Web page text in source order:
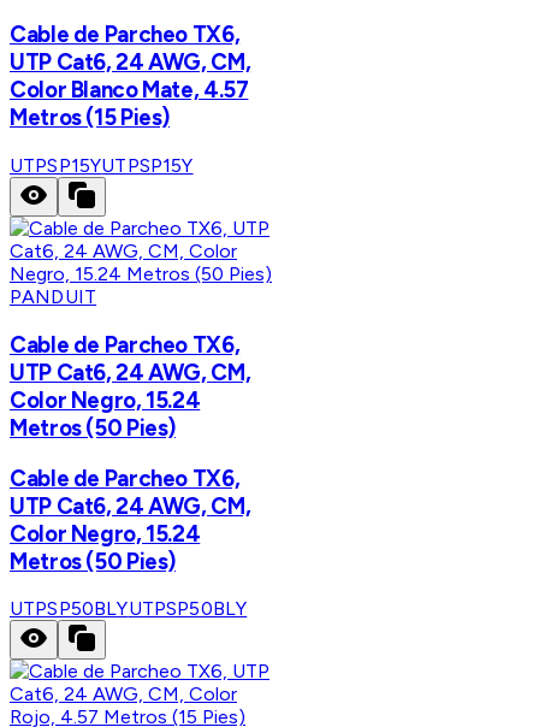
Cable de Parcheo TX6,
UTP Cat6, 24 AWG, CM,
Color Blanco Mate, 4.57
Metros (15 Pies)
UTPSP15YUTPSP15Y
PANDUIT
Cable de Parcheo TX6,
UTP Cat6, 24 AWG, CM,
Color Negro, 15.24
Metros (50 Pies)
Cable de Parcheo TX6,
UTP Cat6, 24 AWG, CM,
Color Negro, 15.24
Metros (50 Pies)
UTPSP50BLYUTPSP50BLY